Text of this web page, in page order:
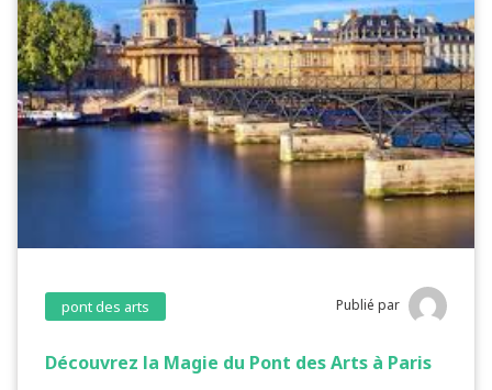
pont des arts Publié par
Découvrez la Magie du Pont des Arts à Paris